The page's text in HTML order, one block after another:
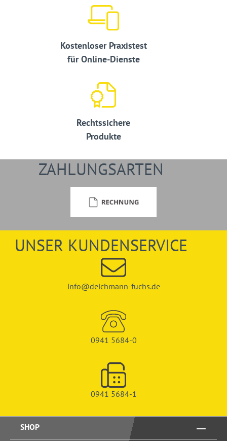
Kostenloser Praxistest
für Online-Dienste
Rechtssichere
Produkte
ZAHLUNGSARTEN
UNSER KUNDENSERVICE
info@deichmann-fuchs.de
0941 5684-0
0941 5684-1
SHOP